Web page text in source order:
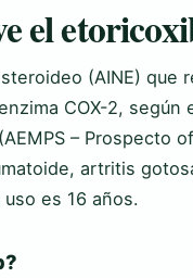
el
(AINE) que
COX-2, según
– Prospecto
artritis
es 16 años.